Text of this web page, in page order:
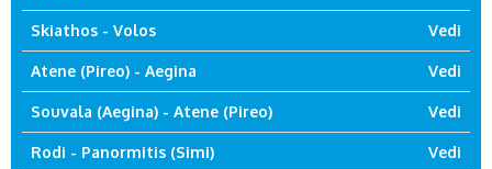
Skiathos - Volos Vedi
Atene (Pireo) - Aegina Vedi
Souvala (Aegina) - Atene (Pireo) Vedi
Rodi - Panormitis (Simi) Vedi